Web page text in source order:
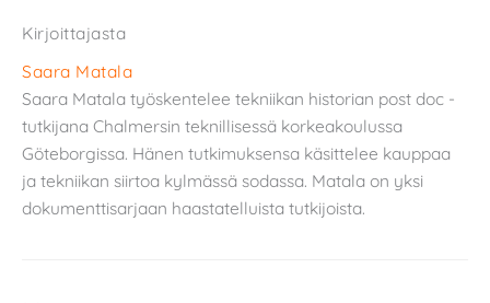
Kirjoittajasta
Saara Matala
Saara Matala työskentelee tekniikan historian post doc -
tutkijana Chalmersin teknillisessä korkeakoulussa
Göteborgissa. Hänen tutkimuksensa käsittelee kauppaa
ja tekniikan siirtoa kylmässä sodassa. Matala on yksi
dokumenttisarjaan haastatelluista tutkijoista.